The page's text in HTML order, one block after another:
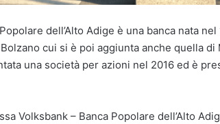
dell’Alto Adige è una banca nata
cui si è poi aggiunta anche quella di
una società per azioni nel 2016 ed è
Volksbank – Banca Popolare dell’Alto